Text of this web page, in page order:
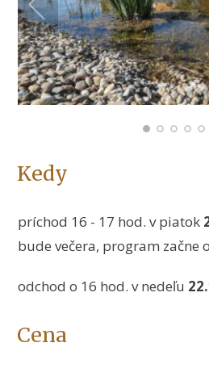
Kedy
príchod 16 - 17 hod. v piatok
bude večera, program začne
odchod o 16 hod. v nedeľu
Cena